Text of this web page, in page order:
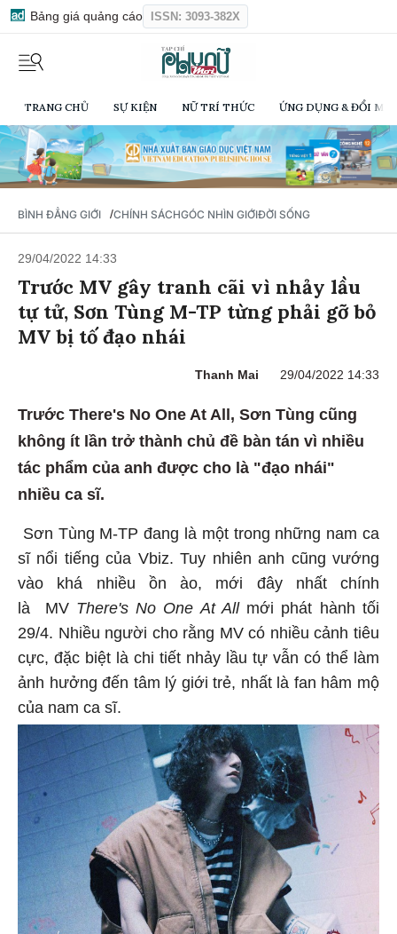
Bảng giá quảng cáo ISSN: 3093-382X
TRANG CHỦ SỰ KIỆN NỮ TRÍ THỨC ỨNG DỤNG & ĐỔI
BÌNH ĐẲNG GIỚI /CHÍNH SÁCHGÓC NHÌN GIỚIĐỜI SỐNG
29/04/2022 14:33
Trước MV gây tranh cãi vì nhảy lầu
tự tử, Sơn Tùng M-TP từng phải gỡ bỏ
MV bị tố đạo nhái
Thanh Mai 29/04/2022 14:33
Trước There's No One At All, Sơn Tùng cũng
không ít lần trở thành chủ đề bàn tán vì nhiều
tác phẩm của anh được cho là "đạo nhái"
nhiều ca sĩ.
Sơn Tùng M-TP đang là một trong những nam ca
sĩ nổi tiếng của Vbiz. Tuy nhiên anh cũng vướng
vào khá nhiều ồn ào, mới đây nhất chính
là MV There's No One At Allmới phát hành tối
29/4. Nhiều người cho rằng MV có nhiều cảnh tiêu
cực, đặc biệt là chi tiết nhảy lầu tự vẫn có thể làm
ảnh hưởng đến tâm lý giới trẻ, nhất là fan hâm mộ
của nam ca sĩ.